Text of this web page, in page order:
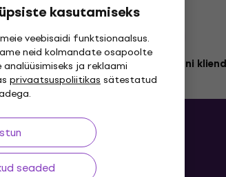
kasutamiseks
veebisaidi funktsionaalsus.
neid kolmandate osapoolte
ja reklaami
privaatsuspoliitikas sätestatud
seaded
alates 299 € Üle kolme miljoni
Kasulikud lingid